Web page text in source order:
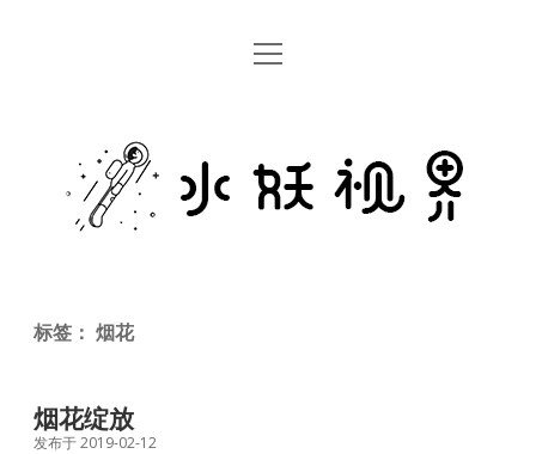
首页
关于
open
妖
视
标签： 烟花
烟花绽放
发布于 2019-02-12